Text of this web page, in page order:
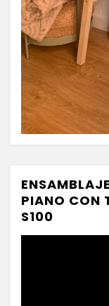
PIANO CON
S100